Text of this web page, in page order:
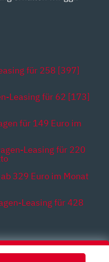
für 258 [397]
Leasing für 62 [173]
für 149 Euro im
Leasing für 220
329 Euro im Monat
Leasing für 428